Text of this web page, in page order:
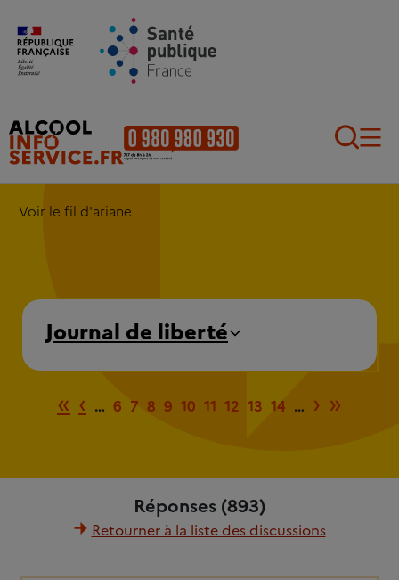
Aller au contenu principal
Voir le fil d'ariane
Journal de liberté
Première page
« Page précédente
‹ … 6 7 8 9 10 11 12 13 14 … Page
› »
Réponses (893)
Retourner à la liste des discussions